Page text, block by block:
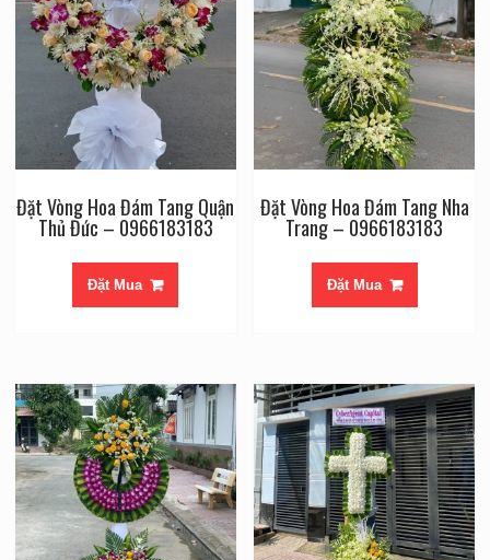
Đặt Vòng Hoa Đám Tang Quận
Thủ Đức – 0966183183
Đặt Mua
Đặt Vòng Hoa Đám Tang Nha
Trang – 0966183183
Đặt Mua